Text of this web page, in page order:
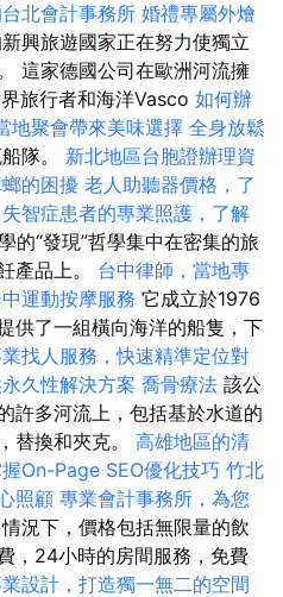
北會計事務所 婚禮專屬外燴
興旅遊國家正在努力使獨立
這家德國公司在歐洲河流擁
旅行者和海洋Vasco 如何辦
地聚會帶來美味選擇 全身放鬆
隊。 新北地區台胞證辦理資
的困擾 老人助聽器價格，了
失智症患者的專業照護，了解
的“發現”哲學集中在密集的旅
產品上。 台中律師，當地專
運動按摩服務 它成立於1976
供了一組橫向海洋的船隻，下
找人服務，快速精準定位對
久性解決方案 喬骨療法 該公
許多河流上，包括基於水道的
替換和夾克。 高雄地區的清
On-Page SEO優化技巧 竹北
照顧 專業會計事務所，為您
況下，價格包括無限量的飲
，24小時的房間服務，免費
設計，打造獨一無二的空間